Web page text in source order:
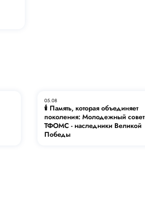
05.08
🕯️ Память, которая объединяет
поколения: Молодежный совет
ТФОМС - наследники Великой
Победы